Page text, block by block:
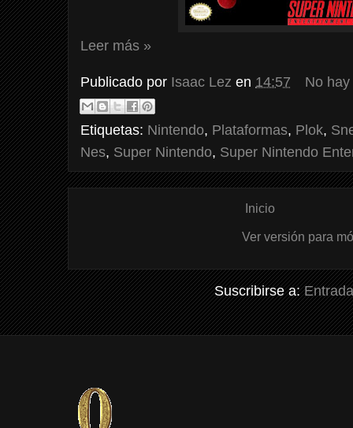
Leer más »
Publicado por Isaac Lez en 14:57 No
Etiquetas: Nintendo, Plataformas, Plok,
Nes, Super Nintendo, Super Nintendo
Inicio
Ver versión para
Suscribirse a: